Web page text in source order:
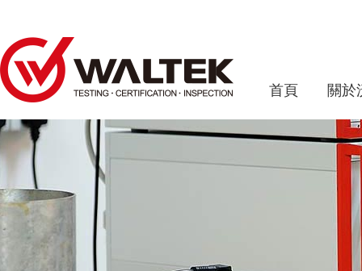
首頁 關於